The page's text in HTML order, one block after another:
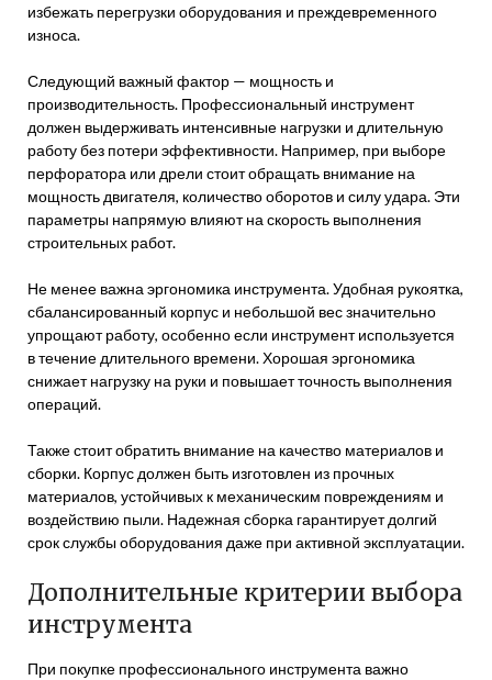
избежать перегрузки оборудования и преждевременного
износа.
Следующий важный фактор — мощность и
производительность. Профессиональный инструмент
должен выдерживать интенсивные нагрузки и длительную
работу без потери эффективности. Например, при выборе
перфоратора или дрели стоит обращать внимание на
мощность двигателя, количество оборотов и силу удара. Эти
параметры напрямую влияют на скорость выполнения
строительных работ.
Не менее важна эргономика инструмента. Удобная рукоятка,
сбалансированный корпус и небольшой вес значительно
упрощают работу, особенно если инструмент используется
в течение длительного времени. Хорошая эргономика
снижает нагрузку на руки и повышает точность выполнения
операций.
Также стоит обратить внимание на качество материалов и
сборки. Корпус должен быть изготовлен из прочных
материалов, устойчивых к механическим повреждениям и
воздействию пыли. Надежная сборка гарантирует долгий
срок службы оборудования даже при активной эксплуатации.
Дополнительные критерии выбора
инструмента
При покупке профессионального инструмента важно